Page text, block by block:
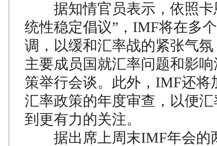
据知情官员表示，依照卡
统性稳定倡议”，IMF将在多
调，以缓和汇率战的紧张气
主要成员国就汇率问题和影
策举行会谈。此外，IMF还将
汇率政策的年度审查，以便
到更有力的关注。
据出席上周末IMF年会的